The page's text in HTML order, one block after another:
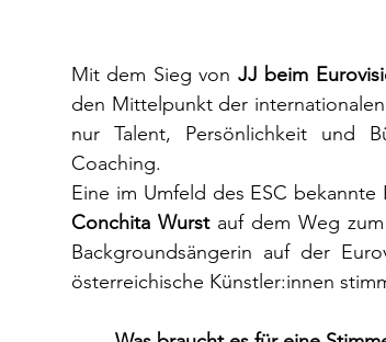
Mit dem Sieg von JJ beim
den Mittelpunkt der
nur Talent, Persönlichkeit und
Coaching.
Eine im Umfeld des ESC bekannte
Conchita Wurst auf dem Weg zum
Backgroundsängerin auf der
österreichische Künstler:innen